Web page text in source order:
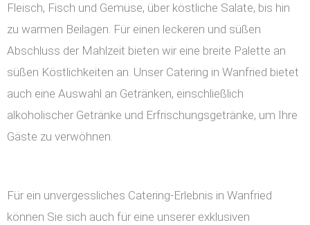
Fleisch, Fisch und Gemüse, über köstliche Salate, bis hin
zu warmen Beilagen. Für einen leckeren und süßen
Abschluss der Mahlzeit bieten wir eine breite Palette an
süßen Köstlichkeiten an. Unser Catering in Wanfried bietet
auch eine Auswahl an Getränken, einschließlich
alkoholischer Getränke und Erfrischungsgetränke, um Ihre
Gäste zu verwöhnen.
Für ein unvergessliches Catering-Erlebnis in Wanfried
können Sie sich auch für eine unserer exklusiven